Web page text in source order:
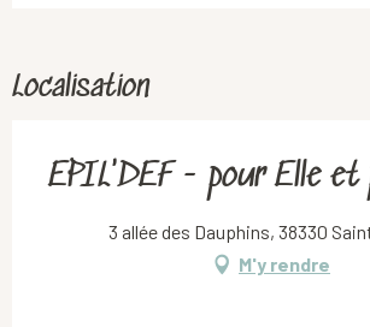
Localisation
EPIL'DEF - pour Elle et
3 allée des Dauphins, 38330
M'y rendre